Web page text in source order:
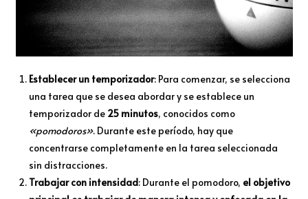
Establecer un temporizador: Para comenzar, se selecciona
una tarea que se desea abordar y se establece un
temporizador de 25 minutos, conocidos como
«pomodoros». Durante este período, hay que
concentrarse completamente en la tarea seleccionada
sin distracciones.
Trabajar con intensidad: Durante el pomodoro, el objetivo